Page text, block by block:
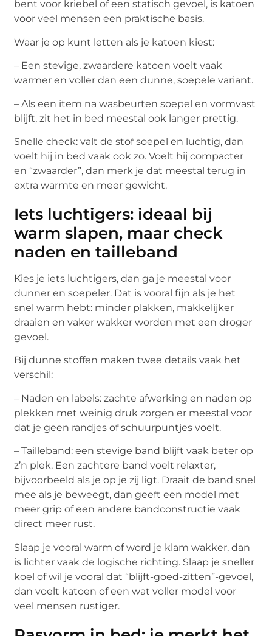
bent voor kriebel of een statisch gevoel, is katoen
voor veel mensen een praktische basis.
Waar je op kunt letten als je katoen kiest:
– Een stevige, zwaardere katoen voelt vaak
warmer en voller dan een dunne, soepele variant.
– Als een item na wasbeurten soepel en vormvast
blijft, zit het in bed meestal ook langer prettig.
Snelle check: valt de stof soepel en luchtig, dan
voelt hij in bed vaak ook zo. Voelt hij compacter
en “zwaarder”, dan merk je dat meestal terug in
extra warmte en meer gewicht.
Iets luchtigers: ideaal bij
warm slapen, maar check
naden en tailleband
Kies je iets luchtigers, dan ga je meestal voor
dunner en soepeler. Dat is vooral fijn als je het
snel warm hebt: minder plakken, makkelijker
draaien en vaker wakker worden met een droger
gevoel.
Bij dunne stoffen maken twee details vaak het
verschil:
– Naden en labels: zachte afwerking en naden op
plekken met weinig druk zorgen er meestal voor
dat je geen randjes of schuurpuntjes voelt.
– Tailleband: een stevige band blijft vaak beter op
z’n plek. Een zachtere band voelt relaxter,
bijvoorbeeld als je op je zij ligt. Draait de band snel
mee als je beweegt, dan geeft een model met
meer grip of een andere bandconstructie vaak
direct meer rust.
Slaap je vooral warm of word je klam wakker, dan
is lichter vaak de logische richting. Slaap je sneller
koel of wil je vooral dat “blijft-goed-zitten”-gevoel,
dan voelt katoen of een wat voller model voor
veel mensen rustiger.